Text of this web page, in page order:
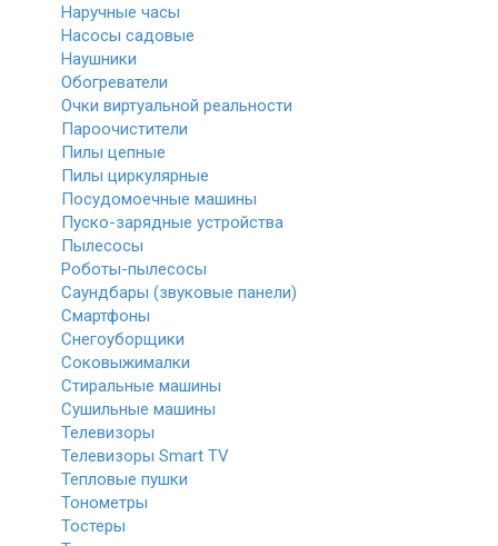
Наручные часы
Насосы садовые
Наушники
Обогреватели
Очки виртуальной реальности
Пароочистители
Пилы цепные
Пилы циркулярные
Посудомоечные машины
Пуско-зарядные устройства
Пылесосы
Роботы-пылесосы
Саундбары (звуковые панели)
Смартфоны
Снегоуборщики
Соковыжималки
Стиральные машины
Сушильные машины
Телевизоры
Телевизоры Smart TV
Тепловые пушки
Тонометры
Тостеры